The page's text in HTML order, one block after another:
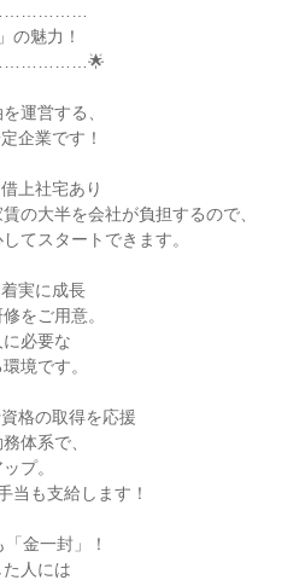
の魅力！
運営する、
企業です！
上社宅あり
の大半を会社が負担するので、
てスタートできます。
実に成長
をご用意。
必要な
境です。
格の取得を応援
体系で、
プ。
当も支給します！
金一封」！
人には